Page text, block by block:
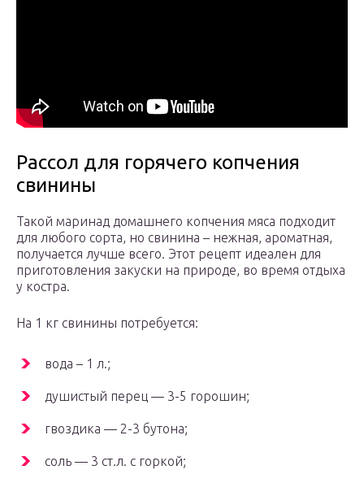
Рассол для горячего копчения
свинины
Такой маринад домашнего копчения мяса подходит
для любого сорта, но свинина – нежная, ароматная,
получается лучше всего. Этот рецепт идеален для
приготовления закуски на природе, во время отдыха
у костра.
На 1 кг свинины потребуется:
вода – 1 л.;
душистый перец — 3-5 горошин;
гвоздика — 2-3 бутона;
соль — 3 ст.л. с горкой;